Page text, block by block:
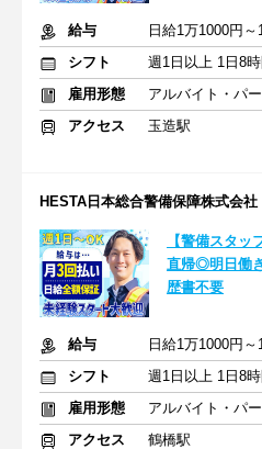
給与
日給1万1000円
シフト
週1日以上 1日8
雇用形態
アルバイト・パー
アクセス
玉造駅
HESTA日本総合警備保障株式会社
【警備スタ
直帰◎明日働
歴書不要
給与
日給1万1000円
シフト
週1日以上 1日8
雇用形態
アルバイト・パー
アクセス
鶴橋駅